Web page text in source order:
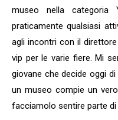
museo nella
praticamente qualsiasi
agli incontri con il
vip per le varie fiere. Mi
giovane che decide oggi
un museo compie un
facciamolo sentire parte